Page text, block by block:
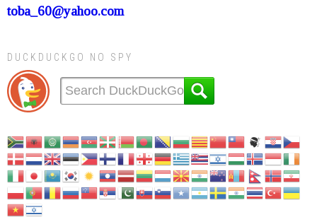
toba_60@yahoo.com
DUCKDUCKGO NO SPY